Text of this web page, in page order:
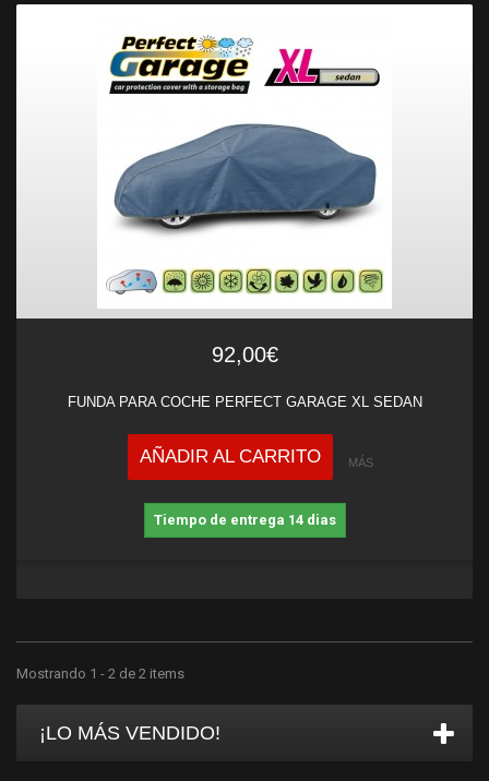
92,00€
FUNDA PARA COCHE PERFECT GARAGE XL SEDAN
AÑADIR AL CARRITO MÁS
Tiempo de entrega 14 dias
Mostrando 1 - 2 de 2 items
¡LO MÁS VENDIDO!